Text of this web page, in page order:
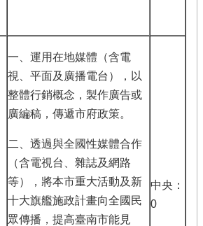
一、運用在地媒體（含電
視、平面及廣播電台），以
整體行銷概念，製作廣告或
廣編稿，傳遞市府政策。
二、透過與全國性媒體合作
（含電視台、雜誌及網路
等），將本市重大活動及新
十大旗艦施政計畫向全國民
眾傳播，提高臺南市能見
中央：
0